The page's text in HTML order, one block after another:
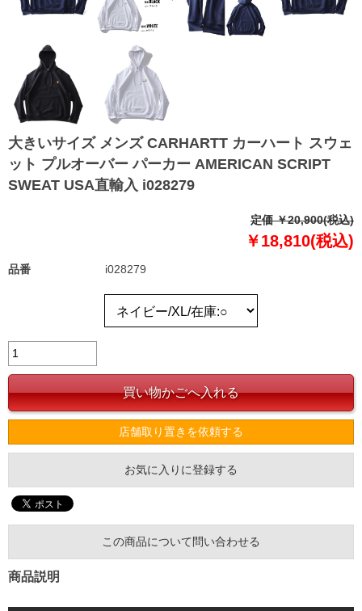
大きいサイズ メンズ CARHARTT カーハート スウェ
ット プルオーバー パーカー AMERICAN SCRIPT
SWEAT USA直輸入 i028279
定価 ￥20,900(税込)
￥18,810(税込)
品番 i028279
店舗取り置きを依頼する
お気に入りに登録する
この商品について問い合わせる
商品説明